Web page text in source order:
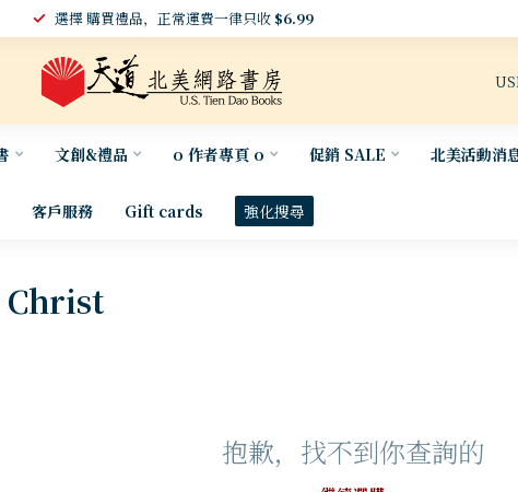
選擇 購買禮品，正常運費一律只收 $6.99
文創&禮品 o 作者專頁 o 促銷 SALE 北美活動消
客戶服務 Gift cards 強化搜尋
Christ
抱歉，找不到你查詢的